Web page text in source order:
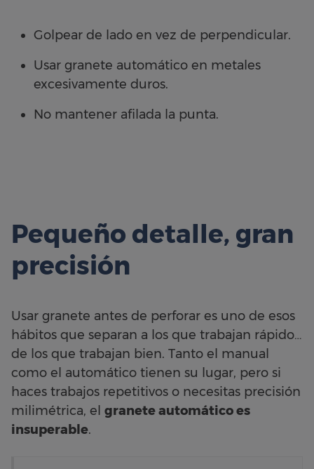
Golpear de lado en vez de perpendicular.
Usar granete automático en metales
excesivamente duros.
No mantener afilada la punta.
Pequeño detalle, gran
precisión
Usar granete antes de perforar es uno de esos
hábitos que separan a los que trabajan rápido…
de los que trabajan bien. Tanto el manual
como el automático tienen su lugar, pero si
haces trabajos repetitivos o necesitas precisión
milimétrica, el granete automático es
insuperable.